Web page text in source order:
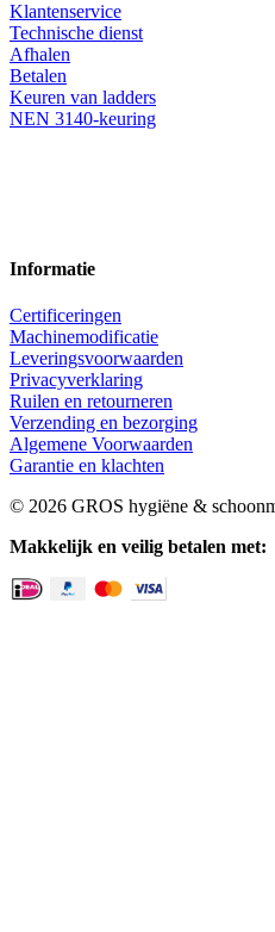
Klantenservice
Technische dienst
Afhalen
Betalen
Keuren van ladders
NEN 3140-keuring
Informatie
Certificeringen
Machinemodificatie
Leveringsvoorwaarden
Privacyverklaring
Ruilen en retourneren
Verzending en bezorging
Algemene Voorwaarden
Garantie en klachten
© 2026 GROS hygiëne &
Makkelijk en veilig betalen met: